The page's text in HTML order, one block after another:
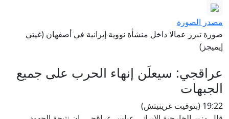
مصدر الصورة
صورة تبرز عمالا داخل منشأة نووية إيرانية في أصفهان (غيتي
إيميجز)
عراقجي: سيعلَن إنهاء الحرب على جميع
الجبهات
19:22 (بتوقيت غرينيتش)